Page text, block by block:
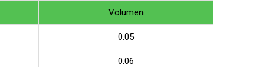
Volumen
0.05
0.06